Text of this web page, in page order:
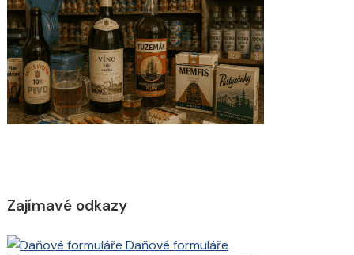
Zajímavé odkazy
Daňové formuláře